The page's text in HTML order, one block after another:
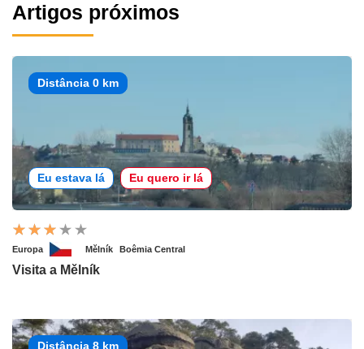
Artigos próximos
Distância 0 km
Eu estava lá Eu quero ir lá
Europa Mělník Boêmia Central
Visita a Mělník
Distância 8 km